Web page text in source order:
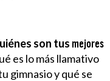
son tus mejores
es lo más llamativo
gimnasio y qué se